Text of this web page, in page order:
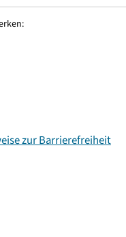
zur Barrierefreiheit